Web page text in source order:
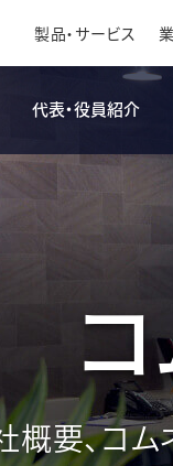
製品・サービス
代表・役員紹介
概要、コム